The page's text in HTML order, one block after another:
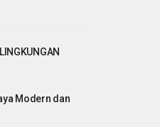
Modern dan